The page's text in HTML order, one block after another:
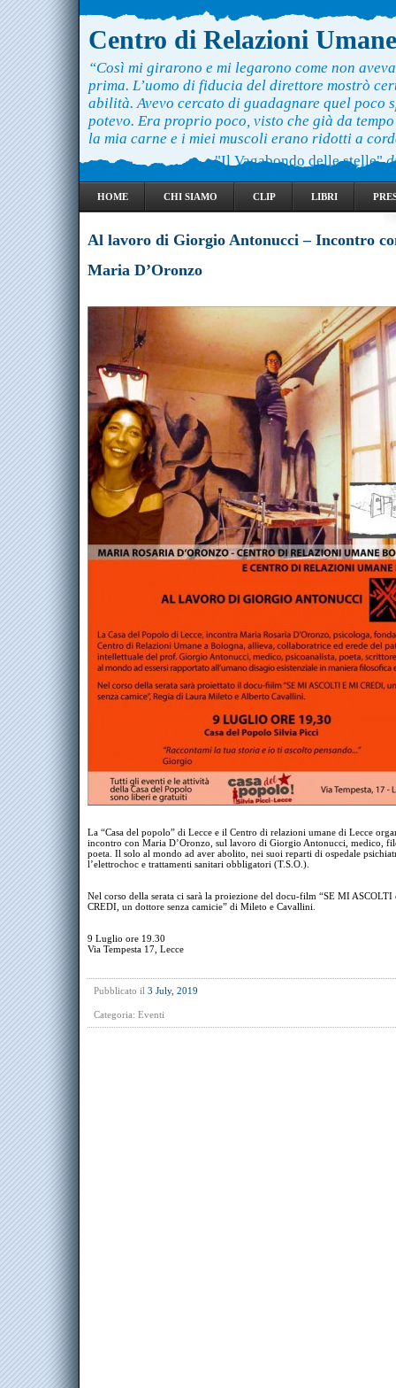
Centro di Relazioni Umane
“Così mi girarono e mi legarono come non
prima. L’uomo di fiducia del direttore mostrò
abilità. Avevo cercato di guadagnare quel poco
potevo. Era proprio poco, visto che già da
la mia carne e i miei muscoli erano ridotti a
"Il Vagabondo delle stelle"
HOME CHI SIAMO CLIP LIBRI
Al lavoro di Giorgio Antonucci – Incontro
Maria D’Oronzo
La “Casa del popolo” di Lecce e il Centro di relazioni umane di Lecce
incontro con Maria D’Oronzo, sul lavoro di Giorgio Antonucci, medico,
poeta. Il solo al mondo ad aver abolito, nei suoi reparti di ospedale
l’elettrochoc e trattamenti sanitari obbligatori (T.S.O.).
Nel corso della serata ci sarà la proiezione del docu-film “SE MI ASCOLTI
CREDI, un dottore senza camicie” di Mileto e Cavallini.
9 Luglio ore 19.30
Via Tempesta 17, Lecce
Pubblicato il 3 July, 2019
Categoria: Eventi